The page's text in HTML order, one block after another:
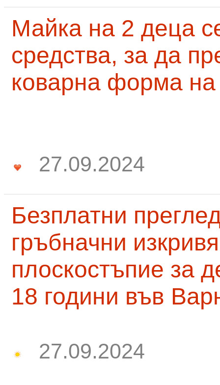
Майка на 2 деца
средства, за да
коварна форма на
27.09.2024
Безплатни
гръбначни
плоскостъпие за
18 години във
27.09.2024